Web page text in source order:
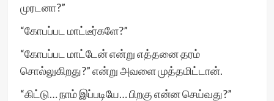
முரடனா?”
“கோபப்பட மாட்டீர்களே?”
“கோபப்பட மாட்டேன் என்று எத்தனை தரம்
சொல்லுகிறது?” என்று அவளை முத்தமிட்டான்.
“கிட்டு… நாம் இப்படியே… பிறகு என்ன செய்வது?”